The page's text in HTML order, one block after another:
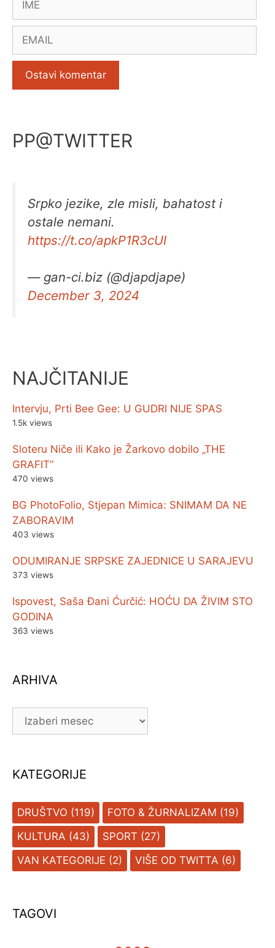
PP@TWITTER
Srpko jezike, zle misli, bahatost i
ostale nemani.
https://t.co/apkP1R3cUI
— gan-ci.biz (@djapdjape)
December 3, 2024
NAJČITANIJE
Intervju, Prti Bee Gee: U GUDRI NIJE SPAS
1.5k views
Sloteru Niče ili Kako je Žarkovo dobilo „THE
GRAFIT”
470 views
BG PhotoFolio, Stjepan Mimica: SNIMAM DA NE
ZABORAVIM
403 views
ODUMIRANJE SRPSKE ZAJEDNICE U SARAJEVU
373 views
Ispovest, Saša Đani Ćurčić: HOĆU DA ŽIVIM STO
GODINA
363 views
ARHIVA
ARHIVA
KATEGORIJE
DRUŠTVO (119) FOTO & ŽURNALIZAM (19)
KULTURA (43) SPORT (27)
VAN KATEGORIJE (2) VIŠE OD TWITTA (6)
TAGOVI